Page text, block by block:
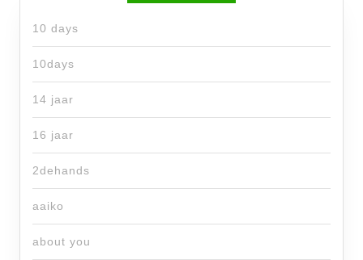
10 days
10days
14 jaar
16 jaar
2dehands
aaiko
about you